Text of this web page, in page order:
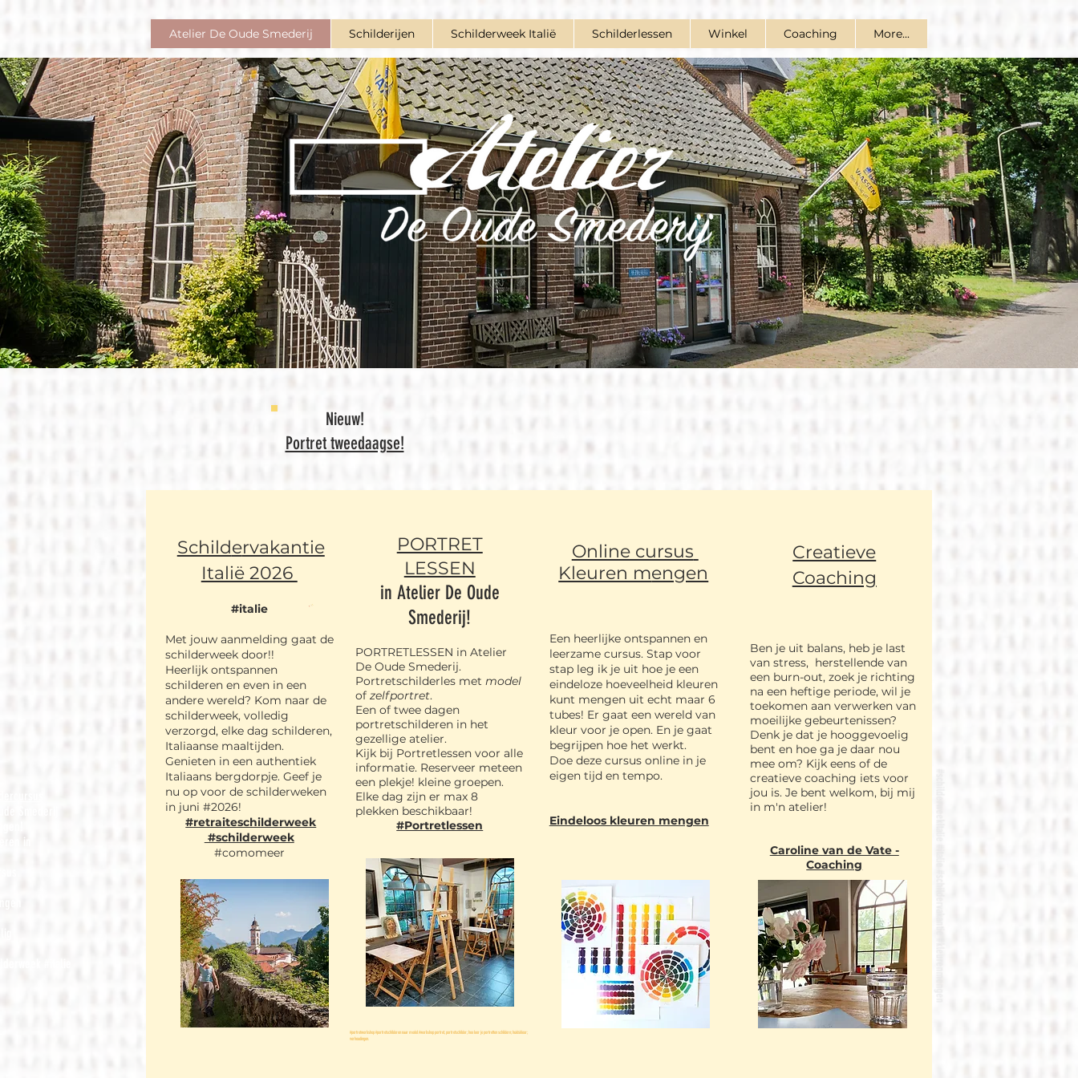
Atelier De Oude Smederij Schilderijen Schilderweek Italië Schilderlessen Winkel Coaching More...
Nieuw!
Portret tweedaagse!
in
Schildervakantie
Italië 2026
#italie​
Met jouw aanmelding gaat de
schilderweek door!!
Heerlijk ontspannen
schilderen en even in een
andere wereld? Kom naar de
schilderweek, volledig
verzorgd, elke dag schilderen,
Italiaanse maaltijden.
Genieten in een authentiek
Italiaans bergdorpje. Geef je
nu op voor de schilderweken
in juni #2026!
#retraiteschilderweek
#schilderweek
#comomeer
PORTRET
LESSEN
in Atelier De Oude
Smederij!
PORTRETLESSEN in Atelier
De Oude Smederij.
Portretschilderles metmodel
of zelfportret.
Een of twee dagen
portretschilderen in het
gezellige atelier.
Kijk bij Portretlessen voor alle
informatie. Reserveer meteen
een plekje! kleine groepen.
Elke dag zijn er max 8
plekken beschikbaar!
#Portretlessen
#portretworkshop #portretschilderen naar model #workshop portret, portretschilder; hoe leer je portretten schildern; huidskleur;
verhoudingen.
Online cursus
Kleuren mengen
Een heerlijke ontspannen en
leerzame cursus. Stap voor
stap leg ik je uit hoe je een
eindeloze hoeveelheid kleuren
kunt mengen uit echt maar 6
tubes! Er gaat een wereld van
kleur voor je open. En je gaat
begrijpen hoe het werkt.
Doe deze cursus online in je
eigen tijd en tempo.
Eindeloos kleuren mengen
Creatieve
Coaching
Ben je uit balans, heb je last
van stress, herstellende van
een burn-out, zoek je richting
na een heftige periode, wil je
toekomen aanverwerken van
moeilijke gebeurtenissen?
Denk je dat je hooggevoelig
bent en hoe ga je daar nou
mee om? Kijk eens of de
creatieve coaching iets voor
jou is. Je bent welkom, bij mij
in m'n atelier!
Caroline van de Vate -
Coaching